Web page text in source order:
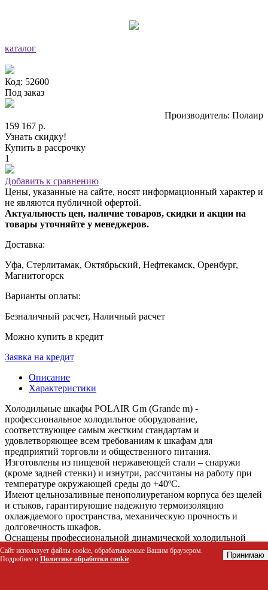
каталог
Код: 52600
Под заказ
Производитель: Полаир
159 167 р.
Узнать скидку!
Купить в рассрочку
1
Добавить к сравнению
Цены, указанные на сайте, носят информационный характер и
не являются публичной офертой.
Актуальность цен, наличие товаров, скидки и акции на
товары уточняйте у менеджеров.
Доставка:
Уфа, Стерлитамак, Октябрьский, Нефтекамск, Оренбург,
Магнитогорск
Варианты оплаты:
Безналичный расчет, Наличный расчет
Можно купить в кредит
Заявка на кредит
Описание
Характеристики
Холодильные шкафы POLAIR Gm (Grande m) -
профессиональное холодильное оборудование,
соответствующее самым жестким стандартам и
удовлетворяющее всем требованиям к шкафам для
предприятий торговли и общественного питания.
Изготовлены из пищевой нержавеющей стали – снаружи
(кроме задней стенки) и изнутри, рассчитаны на работу при
температуре окружающей среды до +40ºС.
Имеют цельнозаливные пенополиуретаном корпуса без щелей
и стыков, гарантирующие надежную термоизоляцию
охлаждаемого пространства, механическую прочность и
долговечность шкафов.
Оснащены профессиональной динамической холодильной
системой, обеспечивающей эффективное и равномерное
охлаждение продуктов на всех полках шкафов, а также -
Сайт использует файлы cookie, обрабатываемые Вашим браузером.
Подробнее в Политике обработки cookie. Принимаю